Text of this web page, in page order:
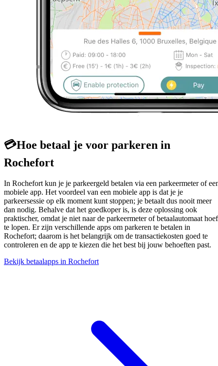
💳Hoe betaal je voor parkeren in
Rochefort
In Rochefort kun je je parkeergeld betalen via een parkeermeter of
mobiele app. Het voordeel van een mobiele app is dat je je
parkeersessie op elk moment kunt stoppen; je betaalt dus nooit meer
dan nodig. Behalve dat het goedkoper is, is deze oplossing ook
praktischer, omdat je niet naar de parkeermeter of betaalautomaat
te lopen. Er zijn verschillende apps om parkeren te betalen in
Rochefort; daarom is het belangrijk om de transactiekosten goed te
controleren en de app te kiezen die het best bij jouw behoeften past.
Bekijk betaalapps in Rochefort